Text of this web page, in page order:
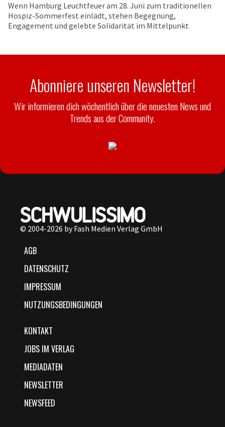
Wenn Hamburg Leuchtfeuer am 28. Juni zum traditionellen
Hospiz-Sommerfest einlädt, stehen Begegnung,
Engagement und gelebte Solidarität im Mittelpunkt
Abonniere unseren Newsletter!
Wir informieren dich wöchentlich über die neuesten News und
Trends aus der Community.
© 2004-2026 by Fash Medien Verlag GmbH
AGB
DATENSCHUTZ
IMPRESSUM
NUTZUNGSBEDINGUNGEN
KONTAKT
JOBS IM VERLAG
MEDIADATEN
NEWSLETTER
NEWSFEED